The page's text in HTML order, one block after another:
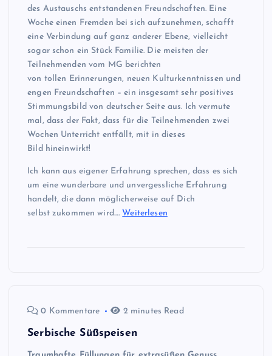
des Austauschs entstandenen Freundschaften. Eine
Woche einen Fremden bei sich aufzunehmen, schafft
eine Verbindung auf ganz anderer Ebene, vielleicht
sogar schon ein Stück Familie. Die meisten der
Teilnehmenden vom MG berichten
von tollen Erinnerungen, neuen Kulturkenntnissen und
engen Freundschaften – ein insgesamt sehr positives
Stimmungsbild von deutscher Seite aus. Ich vermute
mal, dass der Fakt, dass für die Teilnehmenden zwei
Wochen Unterricht entfällt, mit in dieses
Bild hineinwirkt!
Ich kann aus eigener Erfahrung sprechen, dass es sich
um eine wunderbare und unvergessliche Erfahrung
handelt, die dann möglicherweise auf Dich
selbst zukommen wird.…Weiterlesen
0 Kommentare 2 minutes Read
Serbische Süßspeisen